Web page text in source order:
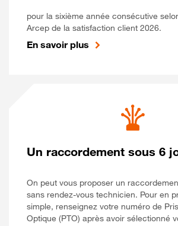
pour la sixième année consécutive
Arcep de la satisfaction client 2026.
En savoir plus
Un raccordement sous 6
On peut vous proposer un
sans rendez-vous technicien. Pour en
simple, renseignez votre numéro de
Optique (PTO) après avoir sélectionné